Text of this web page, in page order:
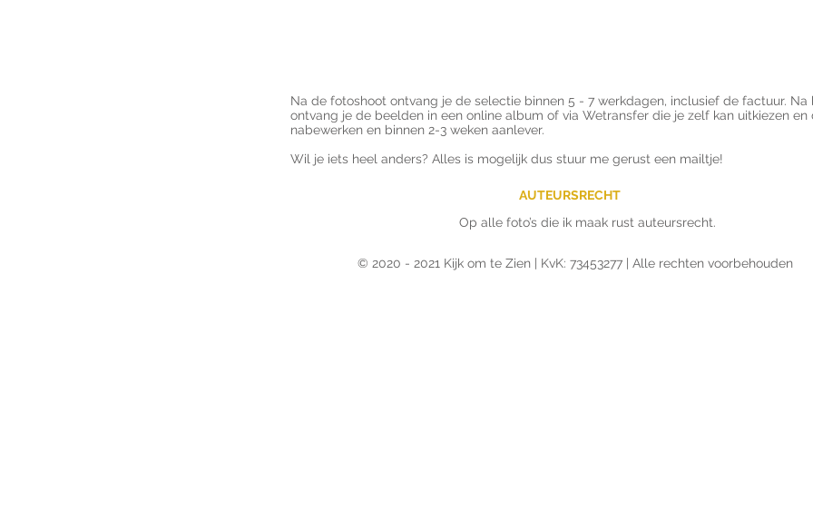
Na de fotoshoot ontvang je de selectie binnen 5 - 7 werkdagen, inclusief de factuur. Na
ontvang je de beelden in een online album of via Wetransfer die je zelf kan uitkiezen en
nabewerken en binnen 2-3 weken aanlever.​
Wil je iets heel anders? Alles is mogelijk dus stuur me gerust een mailtje!
AUTEURSRECHT
Op alle foto’s die ik maak rust auteursrecht.
© 2020 - 2021 Kijk om te Zien | KvK: 73453277 | Alle rechten voorbehouden